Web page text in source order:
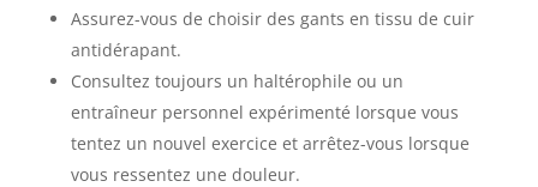
Assurez-vous de choisir des gants en tissu de cuir
antidérapant.
Consultez toujours un haltérophile ou un
entraîneur personnel expérimenté lorsque vous
tentez un nouvel exercice et arrêtez-vous lorsque
vous ressentez une douleur.